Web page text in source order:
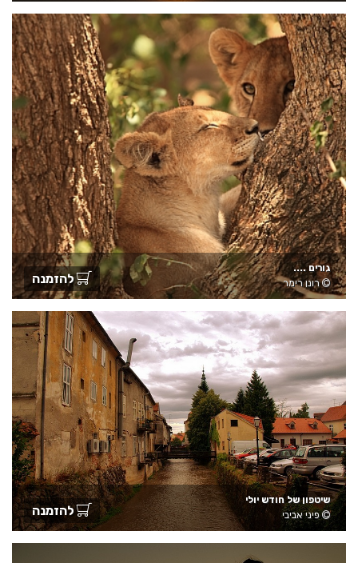
גורים ....
רונן רימר
להזמנה
שיטפון של חודש יולי
פיני אביבי
להזמנה